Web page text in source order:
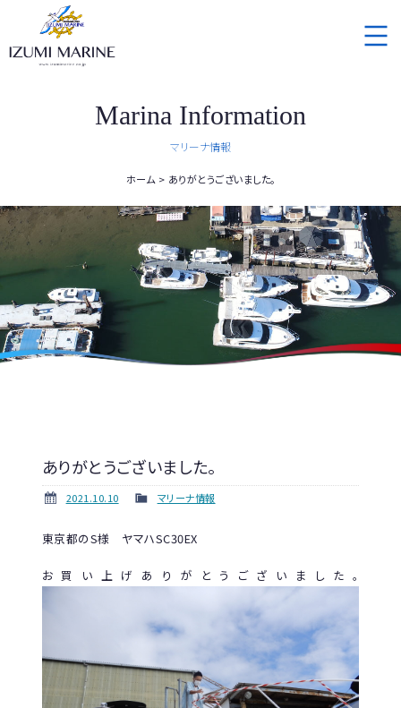
Marina Information
マリーナ情報
ホーム ありがとうございました。
ありがとうございました。
2021.10.10 マリーナ情報
東京都のS様 ヤマハSC30EX
お買い上げありがとうございました。